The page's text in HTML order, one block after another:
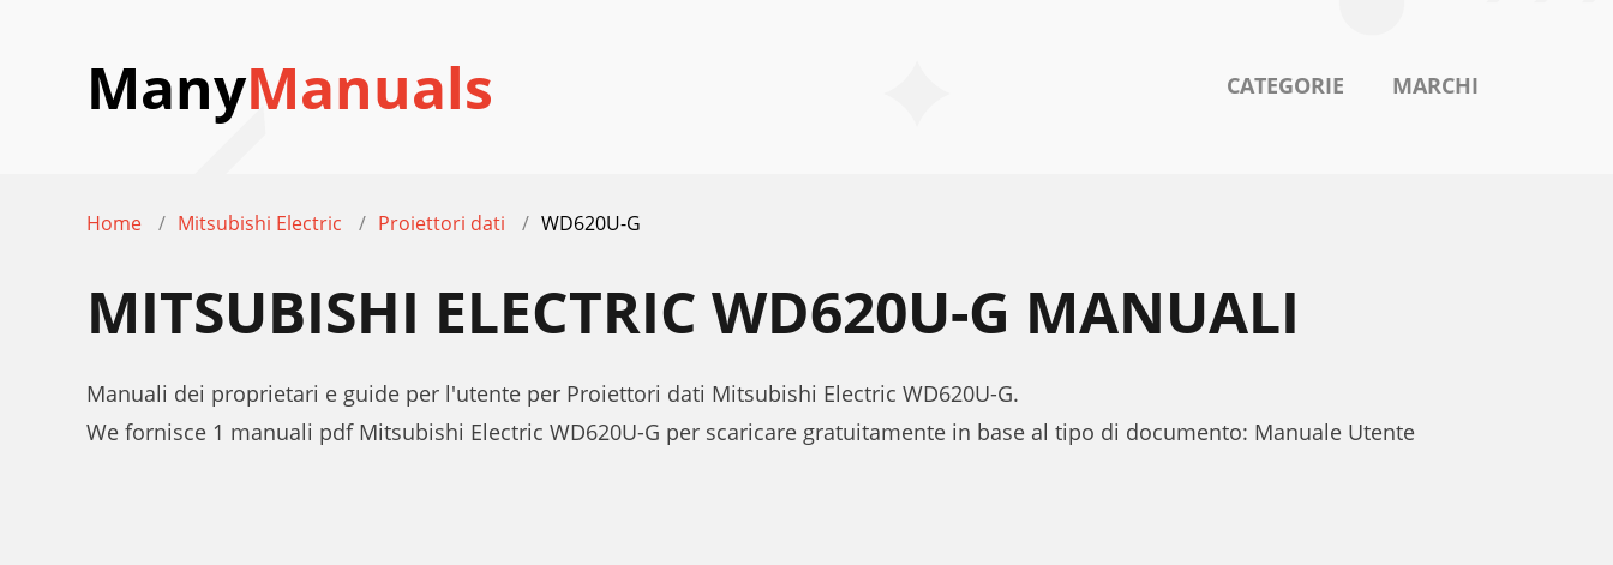
ManyManuals CATEGORIE MARCHI
Home Mitsubishi Electric Proiettori dati WD620U-G
MITSUBISHI ELECTRIC WD620U-G MANUALI
Manuali dei proprietari e guide per l'utente per Proiettori dati Mitsubishi Electric WD620U-G.
We fornisce 1 manuali pdf Mitsubishi Electric WD620U-G per scaricare gratuitamente in base al tipo di documento: Manuale Utente